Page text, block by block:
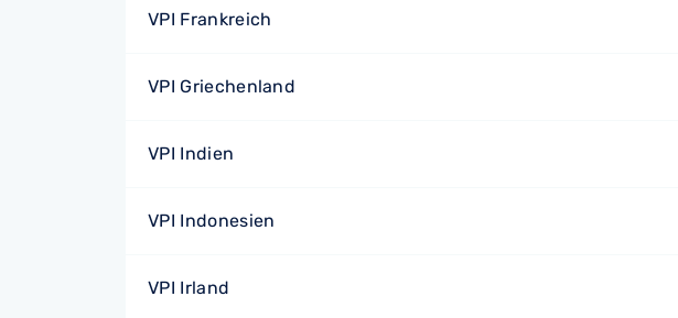
VPI Frankreich
VPI Griechenland
VPI Indien
VPI Indonesien
VPI Irland